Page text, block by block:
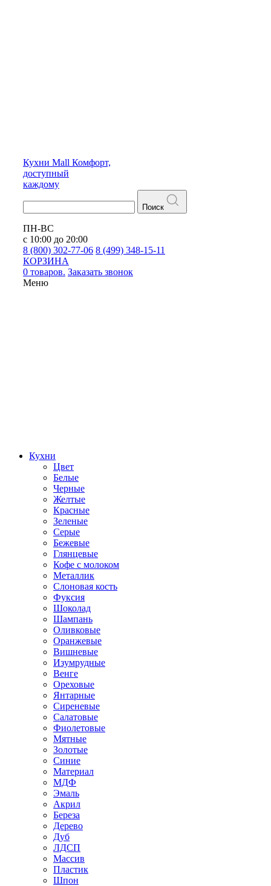
Кухни Mall Комфорт,
доступный
каждому
Поиск
ПН-ВС
с 10:00 до 20:00
8 (800) 302-77-06 8 (499) 348-15-11
КОРЗИНА
0 товаров. Заказать звонок
Меню
Кухни
Цвет
Белые
Черные
Желтые
Красные
Зеленые
Серые
Бежевые
Глянцевые
Кофе с молоком
Металлик
Слоновая кость
Фуксия
Шоколад
Шампань
Оливковые
Оранжевые
Вишневые
Изумрудные
Венге
Ореховые
Янтарные
Сиреневые
Салатовые
Фиолетовые
Мятные
Золотые
Синие
Материал
МДФ
Эмаль
Акрил
Береза
Дерево
Дуб
ЛДСП
Массив
Пластик
Шпон